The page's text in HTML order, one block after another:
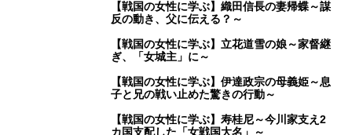
【戦国の女性に学ぶ】織田信長の妻帰蝶～謀
反の動き、父に伝える？～
【戦国の女性に学ぶ】立花道雪の娘～家督継
ぎ、「女城主」に～
【戦国の女性に学ぶ】伊達政宗の母義姫～息
子と兄の戦い止めた驚きの行動～
【戦国の女性に学ぶ】寿桂尼～今川家支え2
カ国支配した「女戦国大名」～